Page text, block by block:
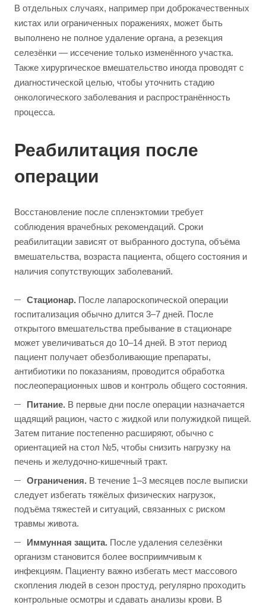
В отдельных случаях, например при доброкачественных
кистах или ограниченных поражениях, может быть
выполнено не полное удаление органа, а резекция
селезёнки — иссечение только изменённого участка.
Также хирургическое вмешательство иногда проводят с
диагностической целью, чтобы уточнить стадию
онкологического заболевания и распространённость
процесса.
Реабилитация после
операции
Восстановление после спленэктомии требует
соблюдения врачебных рекомендаций. Сроки
реабилитации зависят от выбранного доступа, объёма
вмешательства, возраста пациента, общего состояния и
наличия сопутствующих заболеваний.
Стационар. После лапароскопической операции
госпитализация обычно длится 3–7 дней. После
открытого вмешательства пребывание в стационаре
может увеличиваться до 10–14 дней. В этот период
пациент получает обезболивающие препараты,
антибиотики по показаниям, проводится обработка
послеоперационных швов и контроль общего состояния.
Питание. В первые дни после операции назначается
щадящий рацион, часто с жидкой или полужидкой пищей.
Затем питание постепенно расширяют, обычно с
ориентацией на стол №5, чтобы снизить нагрузку на
печень и желудочно-кишечный тракт.
Ограничения. В течение 1–3 месяцев после выписки
следует избегать тяжёлых физических нагрузок,
подъёма тяжестей и ситуаций, связанных с риском
травмы живота.
Иммунная защита. После удаления селезёнки
организм становится более восприимчивым к
инфекциям. Пациенту важно избегать мест массового
скопления людей в сезон простуд, регулярно проходить
контрольные осмотры и сдавать анализы крови. В